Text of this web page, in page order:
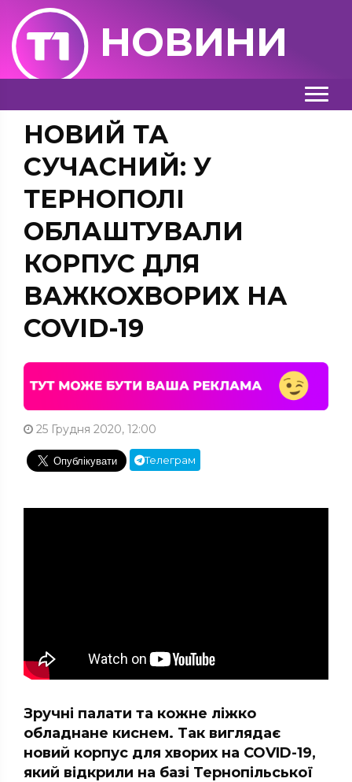
НОВИНИ
НОВИЙ ТА
СУЧАСНИЙ: У
ТЕРНОПОЛІ
ОБЛАШТУВАЛИ
КОРПУС ДЛЯ
ВАЖКОХВОРИХ НА
COVID-19
25 Грудня 2020, 12:00
Телеграм
Зручні палати та кожне ліжко
обладнане киснем. Так виглядає
новий корпус для хворих на COVID-19,
який відкрили на базі Тернопільської